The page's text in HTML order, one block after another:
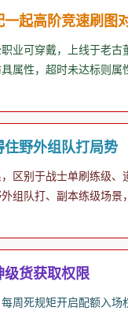
起高阶竞速刷图
业可穿戴，上线于老
属性，超时未达标则
野外组队打局势
区别于战士单刷练级
组队打、副本练级场
货获取权限
周死规矩开启配额入